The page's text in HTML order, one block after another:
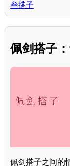
叁搭子
佩剑搭子
佩剑搭子之间的